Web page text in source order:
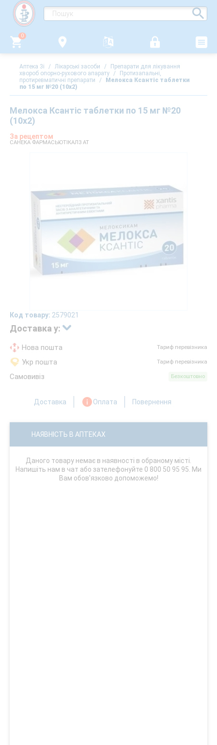
0
Аптека 3i / Лікарські засоби /
Препарати для лікування
хвороб опорно-рухового апарату /
Протизапальні,
протиревматичні препарати
/
Мелокса Ксантіс таблетки
по 15 мг №20 (10х2)
Мелокса Ксантіс таблетки по 15 мг №20
(10х2)
За рецептом
САНЕКА ФАРМАСЬЮТІКАЛЗ АТ
Код товару: 2579021
Доставка у:
Нова пошта Тариф перевізника
Укр пошта Тариф перевізника
Самовивіз Безкоштовно
Доставка Оплата Повернення
НАЯВНІСТЬ В АПТЕКАХ
Даного товару немає в наявності в обраному місті.
Напишіть нам в чат або зателефонуйте 0 800 50 95 95. Ми
Вам обов'язково допоможемо!